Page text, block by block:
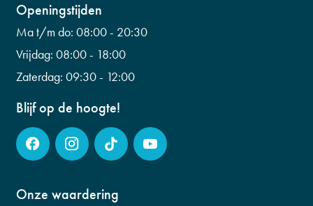
info@fysiogroepwaterland.nl
Wilhelminalaan 56
0299 223 798
info@fysiogroepwaterland.nl
Openingstijden
Ma t/m do: 08:00 - 20:30
Vrijdag: 08:00 - 18:00
Zaterdag: 09:30 - 12:00
Blijf op de hoogte!
Onze waardering